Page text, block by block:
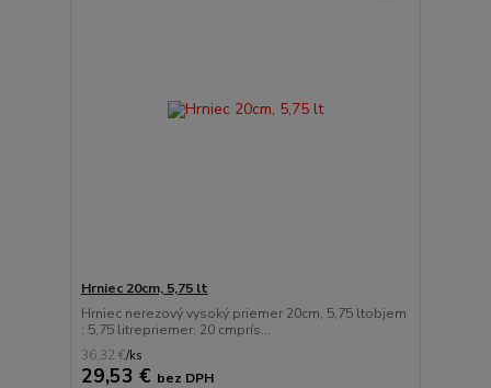
Hrniec 20cm, 5,75 lt
Hrniec nerezový vysoký priemer 20cm, 5,75 ltobjem
: 5,75 litrepriemer: 20 cmprís...
36,32 €/ks
29,53 € bez DPH